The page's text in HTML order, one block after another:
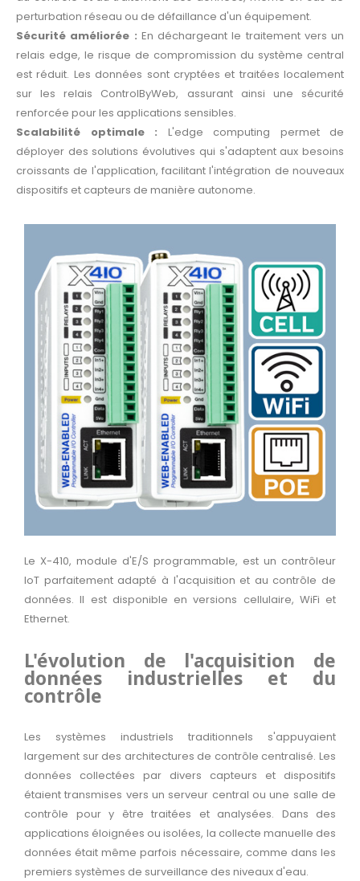
perturbation réseau ou de défaillance d'un équipement.
Sécurité améliorée : En déchargeant le traitement vers un
relais edge, le risque de compromission du système central
est réduit. Les données sont cryptées et traitées localement
sur les relais ControlByWeb, assurant ainsi une sécurité
renforcée pour les applications sensibles.
Scalabilité optimale : L'edge computing permet de
déployer des solutions évolutives qui s'adaptent aux besoins
croissants de l'application, facilitant l'intégration de nouveaux
dispositifs et capteurs de manière autonome.
Le X-410, module d'E/S programmable, est un contrôleur
IoT parfaitement adapté à l'acquisition et au contrôle de
données. Il est disponible en versions cellulaire, WiFi et
Ethernet.
L'évolution de l'acquisition de
données industrielles et du
contrôle
Les systèmes industriels traditionnels s'appuyaient
largement sur des architectures de contrôle centralisé. Les
données collectées par divers capteurs et dispositifs
étaient transmises vers un serveur central ou une salle de
contrôle pour y être traitées et analysées. Dans des
applications éloignées ou isolées, la collecte manuelle des
données était même parfois nécessaire, comme dans les
premiers systèmes de surveillance des niveaux d'eau.